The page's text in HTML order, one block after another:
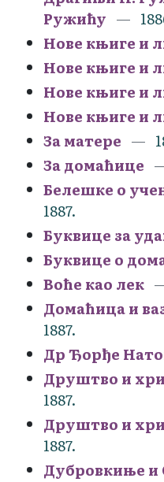
Ружићу
Нове књиге и
Нове књиге и
Нове књиге и
Нове књиге и
За матере
За домаћице
Белешке о
1887.
Буквице за
Буквице о
Воће као лек
Домаћица и
1887.
Др Ђорђе
Друштво и
1887.
Друштво и
1887.
Дубровкиње и